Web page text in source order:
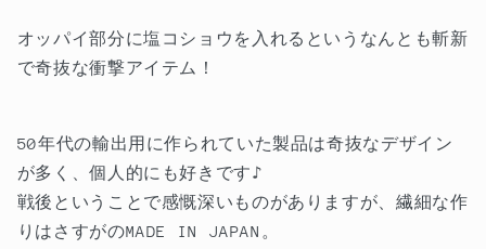
ッ
パ
数
量
を
減
ッ
パ
数
量
を
増
オッパイ部分に塩コショウを入れるというなんとも斬新
で奇抜な衝撃アイテム！
50年代の輸出用に作られていた製品は奇抜なデザイン
が多く、個人的にも好きです♪
戦後ということで感慨深いものがありますが、繊細な作
りはさすがのMADE IN JAPAN。